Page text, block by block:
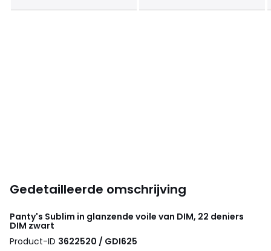
Gedetailleerde omschrijving
Panty's Sublim in glanzende voile van DIM, 22 deniers
DIM zwart
Product-ID 3622520 / GDI625